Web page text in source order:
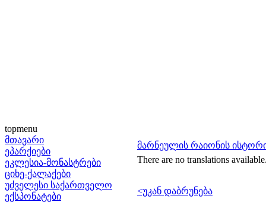
topmenu
მთავარი
ეპარქიები
ეკლესია-მონასტრები
ციხე-ქალაქები
უძველესი საქართველო
ექსპონატები
მარნეულის რაიონის
There are no translations
<უკან დაბრუნება